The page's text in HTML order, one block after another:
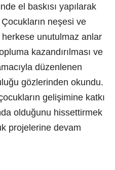
el baskısı yapılarak
neşesi ve
herkese unutulmaz anlar
kazandırılması ve
düzenlenen
gözlerinden okundu.
gelişimine katkı
olduğunu hissettirmek
projelerine devam